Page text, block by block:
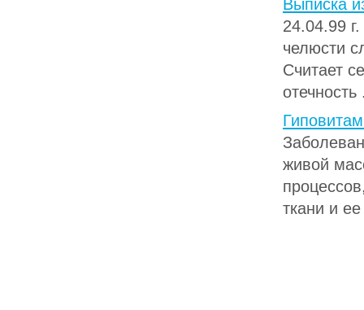
Выписка
24.04.99
челюсти
Считает
отечность
живой
ткани и